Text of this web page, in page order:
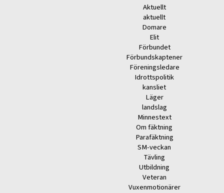
Aktuellt
aktuellt
Domare
Elit
Förbundet
Förbundskaptener
Föreningsledare
Idrottspolitik
kansliet
Läger
landslag
Minnestext
Om fäktning
Parafäktning
SM-veckan
Tävling
Utbildning
Veteran
Vuxenmotionärer